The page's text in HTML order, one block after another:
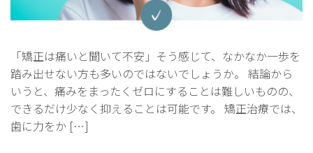
「矯正は痛いと聞いて不安」そう感じて、なかなか一歩を
踏み出せない方も多いのではないでしょうか。 結論から
いうと、痛みをまったくゼロにすることは難しいものの、
できるだけ少なく抑えることは可能です。 矯正治療では、
歯に力をか […]